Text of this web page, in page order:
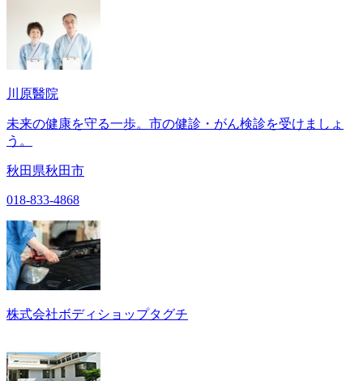
川原醫院
未来の健康を守る一歩。市の健診・がん検診を受けましょ
う。
秋田県秋田市
018-833-4868
株式会社ボディショップタグチ